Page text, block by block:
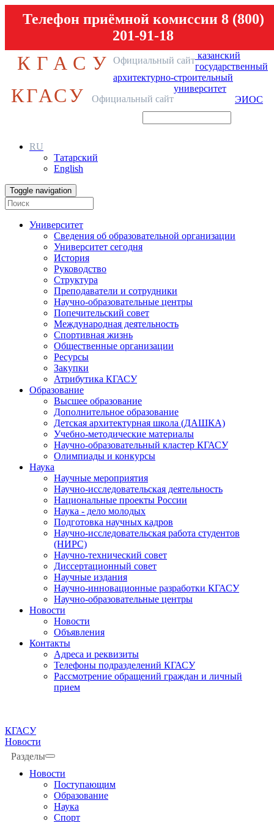
Телефон приёмной комиссии 8 (800)
201-91-18
КГАСУ Официальный сайт казанский
государственный
архитектурно-строительный
университет
КГАСУ Официальный сайт ЭИОС
RU
Татарский
English
Toggle navigation
Университет
Сведения об образовательной организации
Университет сегодня
История
Руководство
Структура
Преподаватели и сотрудники
Научно-образовательные центры
Попечительский совет
Международная деятельность
Спортивная жизнь
Общественные организации
Ресурсы
Закупки
Атрибутика КГАСУ
Образование
Высшее образование
Дополнительное образование
Детская архитектурная школа (ДАШКА)
Учебно-методические материалы
Научно-образовательный кластер КГАСУ
Олимпиады и конкурсы
Наука
Научные мероприятия
Научно-исследовательская деятельность
Национальные проекты России
Наука - дело молодых
Подготовка научных кадров
Научно-исследовательская работа студентов
(НИРС)
Научно-технический совет
Диссертационный совет
Научные издания
Научно-инновационные разработки КГАСУ
Научно-образовательные центры
Новости
Новости
Объявления
Контакты
Адреса и реквизиты
Телефоны подразделений КГАСУ
Рассмотрение обращений граждан и личный
прием
КГАСУ
Новости
Разделы
Новости
Поступающим
Образование
Наука
Спорт